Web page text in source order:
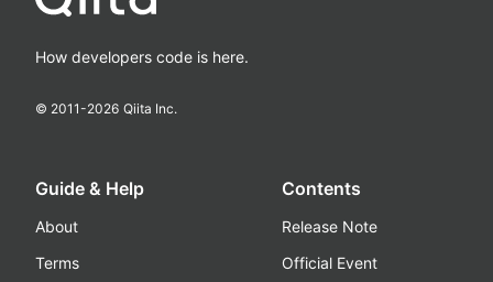
How developers code is here.
© 2011-2026 Qiita Inc.
Guide & Help
About
Terms
Contents
Release Note
Official Event